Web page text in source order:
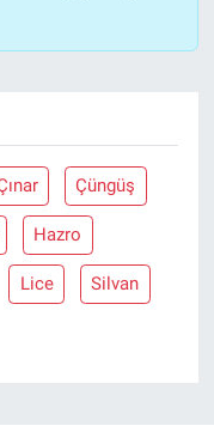
Çüngüş
Hazro
Lice Silvan